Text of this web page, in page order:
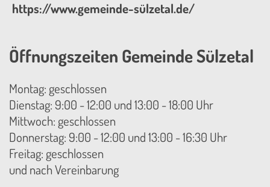
https://www.gemeinde-sülzetal.de/
Öffnungszeiten Gemeinde Sülzetal
Montag: geschlossen
Dienstag: 9:00 - 12:00 und 13:00 - 18:00 Uhr
Mittwoch: geschlossen
Donnerstag: 9:00 - 12:00 und 13:00 - 16:30 Uhr
Freitag: geschlossen
und nach Vereinbarung